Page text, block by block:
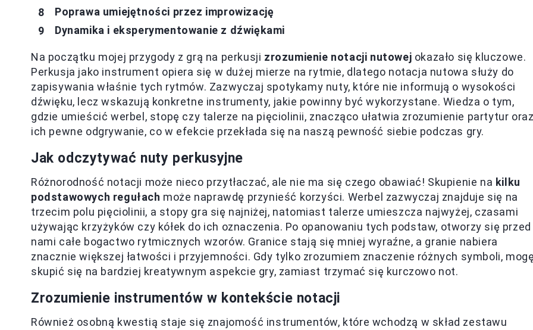
Poprawa umiejętności przez improwizację
Dynamika i eksperymentowanie z dźwiękami
Na początku mojej przygody z grą na perkusji zrozumienie notacji nutowej okazało się kluczowe.
Perkusja jako instrument opiera się w dużej mierze na rytmie, dlatego notacja nutowa służy do
zapisywania właśnie tych rytmów. Zazwyczaj spotykamy nuty, które nie informują o wysokości
dźwięku, lecz wskazują konkretne instrumenty, jakie powinny być wykorzystane. Wiedza o tym,
gdzie umieścić werbel, stopę czy talerze na pięciolinii, znacząco ułatwia zrozumienie partytur
ich pewne odgrywanie, co w efekcie przekłada się na naszą pewność siebie podczas gry.
Jak odczytywać nuty perkusyjne
Różnorodność notacji może nieco przytłaczać, ale nie ma się czego obawiać! Skupienie na kilku
podstawowych regułach może naprawdę przynieść korzyści. Werbel zazwyczaj znajduje się na
trzecim polu pięciolinii, a stopy gra się najniżej, natomiast talerze umieszcza najwyżej, czasami
używając krzyżyków czy kółek do ich oznaczenia. Po opanowaniu tych podstaw, otworzy się przed
nami całe bogactwo rytmicznych wzorów. Granice stają się mniej wyraźne, a granie nabiera
znacznie większej łatwości i przyjemności. Gdy tylko zrozumiem znaczenie różnych symboli,
skupić się na bardziej kreatywnym aspekcie gry, zamiast trzymać się kurczowo not.
Zrozumienie instrumentów w kontekście notacji
Również osobną kwestią staje się znajomość instrumentów, które wchodzą w skład zestawu